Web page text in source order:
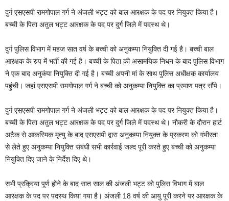
दुर्ग एसएसपी रामगोपाल गर्ग ने अंजली भट्ट को बाल आरक्षक के पद पर नियुक्त किया है।
बच्ची के पिता अतुल भट्ट आरक्षक के पद पर दुर्ग जिले में पदस्थ थे।
दुर्ग पुलिस विभाग में महज सात वर्ष के बच्ची को अनुकम्पा नियुक्ति दी गई है। बच्ची बाल
आरक्षक के रुप में भर्ती की गई है। बच्ची के पिता की असामयिक निधन के बाद पुलिस विभाग
ने एक बाद अनुकंपा नियुक्ति दी गई है। बच्ची अपनी मां के साथ पुलिस अधीक्षक कार्यालय
पहुंची। जहां एसएसपी रामगोपाल गर्ग ने बच्ची को अनुकम्पा नियुक्ति का प्रमाण पत्र सौंपे।
दुर्ग एसएसपी रामगोपाल गर्ग ने अंजली भट्ट को बाल आरक्षक के पद पर नियुक्त किया है।
बच्ची के पिता अतुल भट्ट आरक्षक के पद पर दुर्ग जिले में पदस्थ थे। नौकरी के दौरान हार्ट
अटैक से आकस्मिक मृत्यु के बाद एसएसपी द्वारा अनुकम्पा नियुक्त के प्रकरण को गंभीरता
से लेते हुए अनुकम्पा नियुक्ति संबंधी सभी कार्रवाई जल्द पूरी करते हुए बच्ची को अनुकम्पा
नियुक्ति दिए जाने के निर्देश दिए थे।
सभी प्रक्रिया पूर्ण होने के बाद सात साल की अंजली भट्ट को पुलिस विभाग में बाल
आरक्षक के पद पर पदस्थ किया गया है। अंजली 18 वर्ष की आयु पूरी करने पर आरक्षक के